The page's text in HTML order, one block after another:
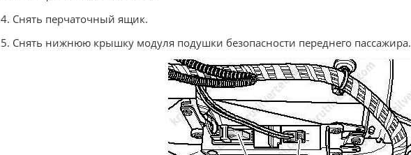
4. Снять перчаточный ящик.
5. Снять нижнюю крышку модуля подушки безопасности переднего пассажира.